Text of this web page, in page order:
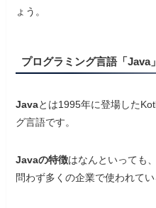
ょう。
プログラミング言語「Java
Javaとは1995年に登場した
グ言語です。
Javaの特徴はなんといっても
問わず多くの企業で使われてい